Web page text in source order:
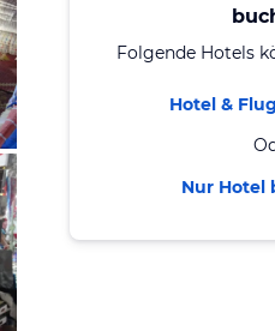
Folgende Hotels
Hotel &
Nur Hotel